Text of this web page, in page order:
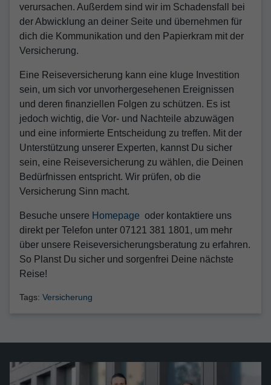
verursachen. Außerdem sind wir im Schadensfall bei
der Abwicklung an deiner Seite und übernehmen für
dich die Kommunikation und den Papierkram mit der
Versicherung.
Eine Reiseversicherung kann eine kluge Investition
sein, um sich vor unvorhergesehenen Ereignissen
und deren finanziellen Folgen zu schützen. Es ist
jedoch wichtig, die Vor- und Nachteile abzuwägen
und eine informierte Entscheidung zu treffen. Mit der
Unterstützung unserer Experten, kannst Du sicher
sein, eine Reiseversicherung zu wählen, die Deinen
Bedürfnissen entspricht. Wir prüfen, ob die
Versicherung Sinn macht.
Besuche unsere Homepage oder kontaktiere uns
direkt per Telefon unter 07121 381 1801, um mehr
über unsere Reiseversicherungsberatung zu erfahren.
So Planst Du sicher und sorgenfrei Deine nächste
Reise!
Tags: Versicherung